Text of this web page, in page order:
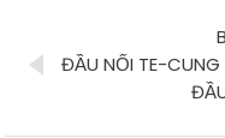
ĐẦU NỐI TE-